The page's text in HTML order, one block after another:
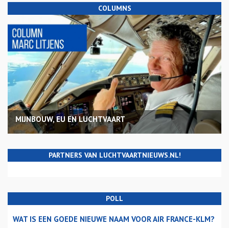
COLUMNS
MIJNBOUW, EU EN LUCHTVAART
PARTNERS VAN LUCHTVAARTNIEUWS.NL!
POLL
WAT IS EEN GOEDE NIEUWE NAAM VOOR AIR FRANCE-KLM?